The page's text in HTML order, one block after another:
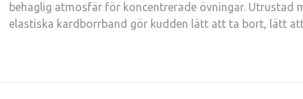
behaglig atmosfär för koncentrerade övningar. Utrustad
elastiska kardborrband gör kudden lätt att ta bort, lätt